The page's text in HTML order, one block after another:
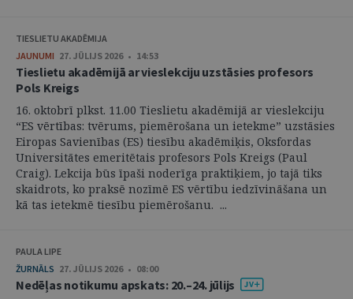
TIESLIETU AKADĒMIJA
JAUNUMI 27. JŪLIJS 2026 • 14:53
Tieslietu akadēmijā ar vieslekciju uzstāsies profesors
Pols Kreigs
16. oktobrī plkst. 11.00 Tieslietu akadēmijā ar vieslekciju
“ES vērtības: tvērums, piemērošana un ietekme” uzstāsies
Eiropas Savienības (ES) tiesību akadēmiķis, Oksfordas
Universitātes emeritētais profesors Pols Kreigs (Paul
Craig). Lekcija būs īpaši noderīga praktiķiem, jo tajā tiks
skaidrots, ko praksē nozīmē ES vērtību iedzīvināšana un
kā tas ietekmē tiesību piemērošanu. ...
PAULA LIPE
ŽURNĀLS 27. JŪLIJS 2026 • 08:00
Nedēļas notikumu apskats: 20.–24. jūlijs